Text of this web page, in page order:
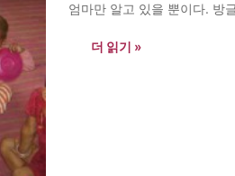
엄마만 알고 있을 뿐이다. 방
더 읽기 »